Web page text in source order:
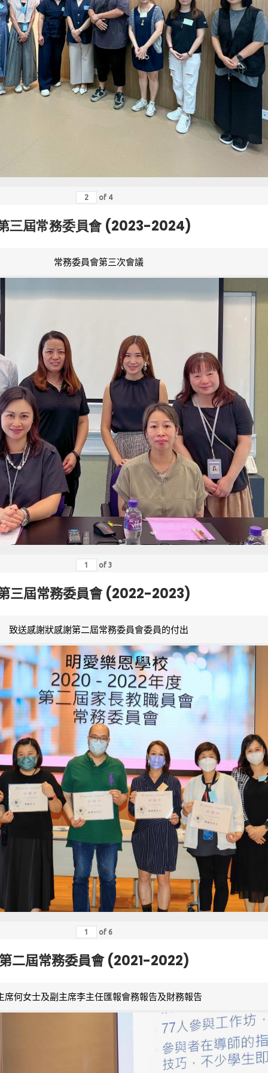
of 4
三屆常務委員會 (2023-2024)
常務委員會第三次會議
of 3
三屆常務委員會 (2022-2023)
致送感謝狀感謝第二屆常務委員會委員的付出
of 6
二屆常務委員會 (2021-2022)
席何女士及副主席李主任匯報會務報告及財務報告